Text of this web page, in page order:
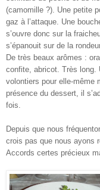
(camomille ?). Une petite
gaz à l’attaque. Une
s’ouvre donc sur la
s’épanouit sur de la
De très beaux arômes :
confite, abricot. Très long.
volontiers pour elle-même
présence du dessert, il
fois.
Depuis que nous
crois pas que nous ayons
Accords certes précieux